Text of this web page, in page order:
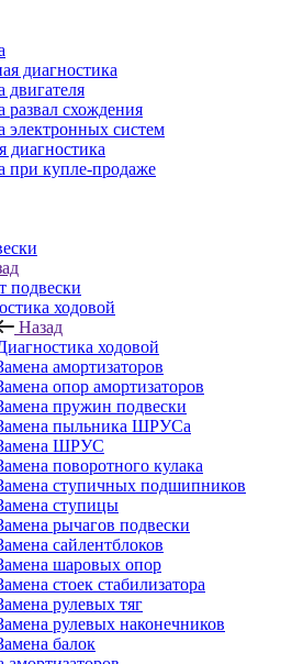
диагностика
двигателя
развал схождения
электронных систем
диагностика
при купле-продаже
подвески
ходовой
Назад
ходовой
амортизаторов
опор амортизаторов
пружин подвески
пыльника ШРУСа
ШРУС
поворотного кулака
ступичных подшипников
ступицы
рычагов подвески
сайлентблоков
шаровых опор
стоек стабилизатора
рулевых тяг
рулевых наконечников
балок